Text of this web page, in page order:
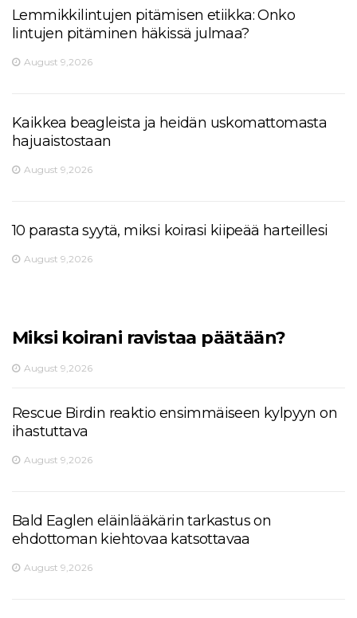
Lemmikkilintujen pitämisen etiikka: Onko
lintujen pitäminen häkissä julmaa?
August 9,2026
Kaikkea beagleista ja heidän uskomattomasta
hajuaistostaan
August 9,2026
10 parasta syytä, miksi koirasi kiipeää harteillesi
August 9,2026
Miksi koirani ravistaa päätään?
August 9,2026
Rescue Birdin reaktio ensimmäiseen kylpyyn on
ihastuttava
August 9,2026
Bald Eaglen eläinlääkärin tarkastus on
ehdottoman kiehtovaa katsottavaa
August 9,2026